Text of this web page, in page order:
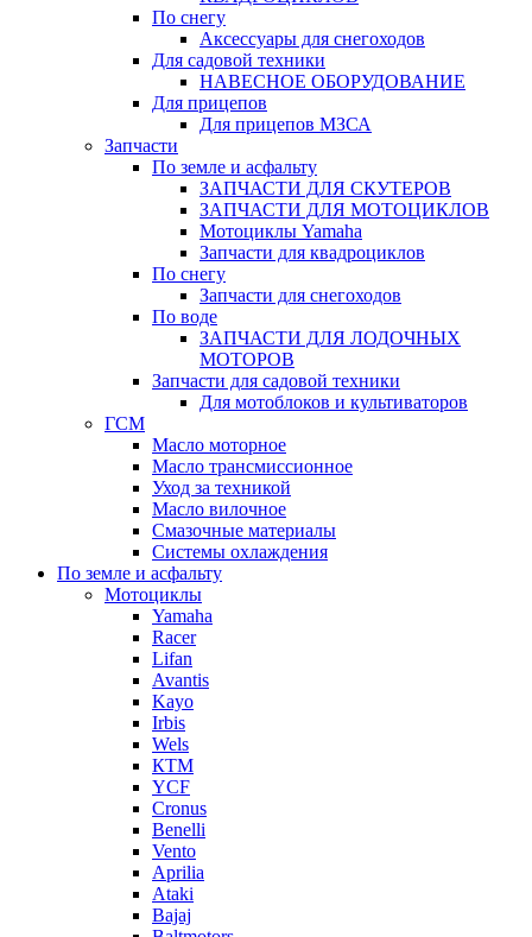
По снегу
Аксессуары для снегоходов
Для садовой техники
НАВЕСНОЕ ОБОРУДОВАНИЕ
Для прицепов
Для прицепов МЗСА
Запчасти
По земле и асфальту
ЗАПЧАСТИ ДЛЯ СКУТЕРОВ
ЗАПЧАСТИ ДЛЯ МОТОЦИКЛОВ
Мотоциклы Yamaha
Запчасти для квадроциклов
По снегу
Запчасти для снегоходов
По воде
ЗАПЧАСТИ ДЛЯ ЛОДОЧНЫХ
МОТОРОВ
Запчасти для садовой техники
Для мотоблоков и культиваторов
ГСМ
Масло моторное
Масло трансмиссионное
Уход за техникой
Масло вилочное
Смазочные материалы
Системы охлаждения
По земле и асфальту
Мотоциклы
Yamaha
Racer
Lifan
Avantis
Kayo
Irbis
Wels
КТМ
YCF
Cronus
Benelli
Vento
Aprilia
Ataki
Bajaj